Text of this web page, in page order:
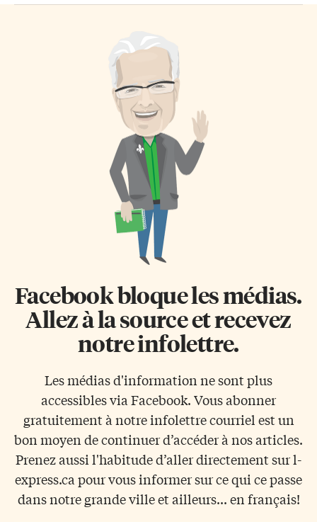
Facebook bloque les médias.
Allez à la source et recevez
notre infolettre.
Les médias d'information ne sont plus
accessibles via Facebook. Vous abonner
gratuitement à notre infolettre courriel est un
bon moyen de continuer d’accéder à nos articles.
Prenez aussi l'habitude d’aller directement sur l-
express.ca pour vous informer sur ce qui ce passe
dans notre grande ville et ailleurs... en français!